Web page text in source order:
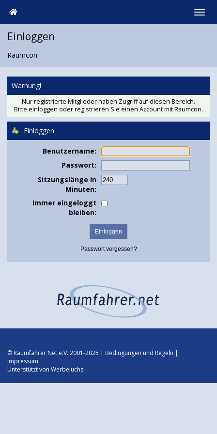
Einloggen
Raumcon
Warnung!
Nur registrierte Mitglieder haben Zugriff auf diesen Bereich.
Bitte einloggen oderregistrieren Sie einen Accountmit Raumcon.
Einloggen
Benutzername:
Passwort:
Sitzungslänge in
Minuten:
Immer eingeloggt
bleiben:
Passwort vergessen?
© Raumfahrer Net e.V. 2001-2025 | Bedingungen und Regeln
Impressum
Unterstützt von Werbeluchs